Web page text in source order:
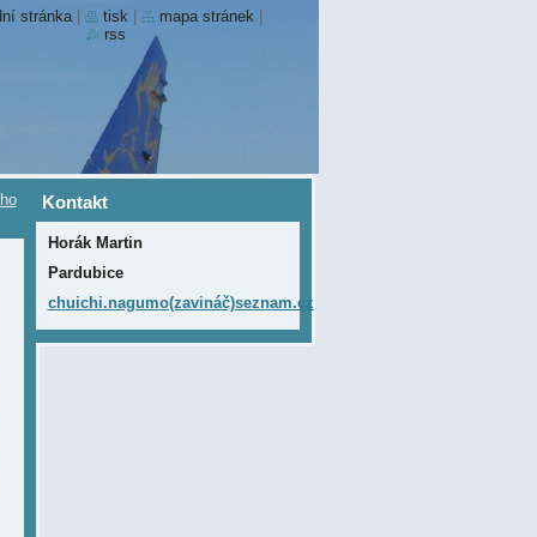
Kontakt
Horák Martin
Pardubice
chuichi.nagumo(zavináč)seznam.cz
stránka tisk mapa stránek
rss